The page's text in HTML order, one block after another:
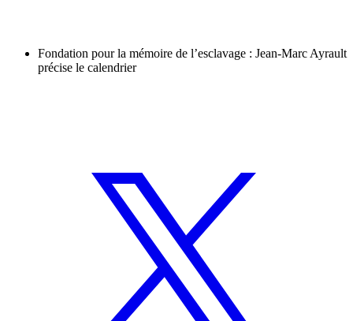
Fondation pour la mémoire de l’esclavage : Jean-Marc Ayrault
précise le calendrier